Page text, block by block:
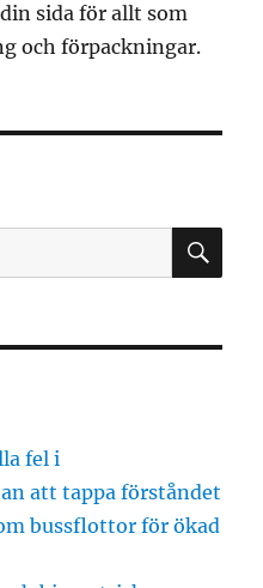
sida för allt som
och förpackningar.
fel i
att tappa förståndet
bussflottor för ökad